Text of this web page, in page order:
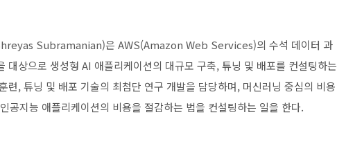
Subramanian)은 AWS(Amazon Web Services)의 수석 데이터 과
대상으로 생성형 AI 애플리케이션의 대규모 구축, 튜닝 및 배포를 컨설팅하는
련, 튜닝 및 배포 기술의 최첨단 연구 개발을 담당하며, 머신러닝 중심의 비용
공지능 애플리케이션의 비용을 절감하는 법을 컨설팅하는 일을 한다.